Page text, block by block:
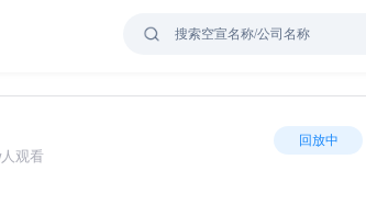
观看
回放中